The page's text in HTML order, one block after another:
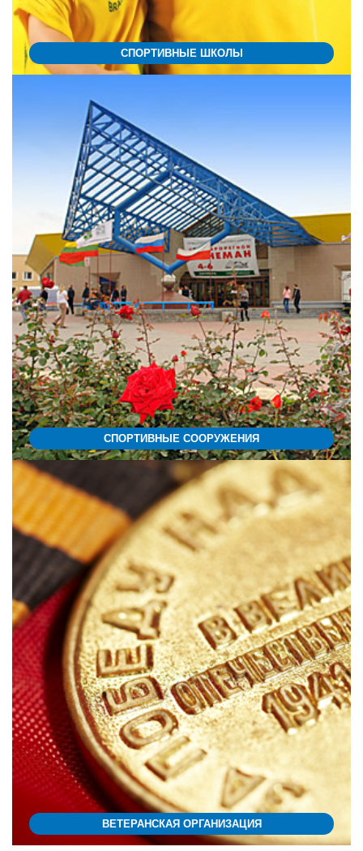
СПОРТИВНЫЕ ШКОЛЫ
СПОРТИВНЫЕ СООРУЖЕНИЯ
ВЕТЕРАНСКАЯ ОРГАНИЗАЦИЯ